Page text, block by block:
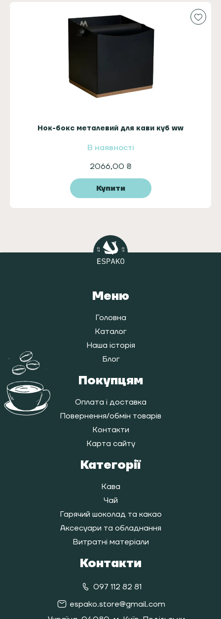
Нок-бокс металевий для кави куб ww
В наявності
2066,00 ₴
Купити
Меню
Головна
Каталог
Наша історія
Блог
Покупцям
Оплата і доставка
Повернення/обмін товарів
Контакти
Карта сайту
Категорії
Кава
Чай
Гарячий шоколад та какао
Аксесуари та обладнання
Витратні матеріали
Контакти
097 112 82 81
espako.store@gmail.com